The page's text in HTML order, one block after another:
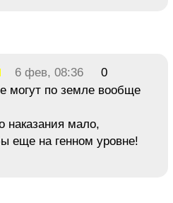
6 фев, 08:36
0
могут по земле вообще
наказания мало,
еще на генном уровне!